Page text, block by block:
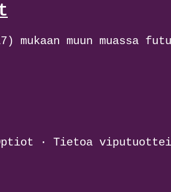
mukaan muun
· Tietoa